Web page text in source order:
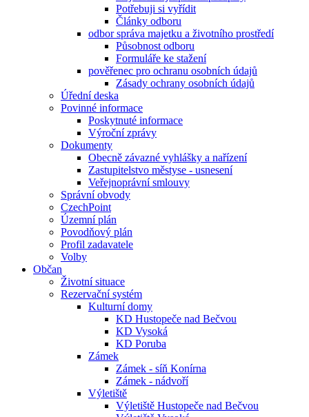
Potřebuji si vyřídit
Články odboru
odbor správa majetku a životního prostředí
Působnost odboru
Formuláře ke stažení
pověřenec pro ochranu osobních údajů
Zásady ochrany osobních údajů
Úřední deska
Povinné informace
Poskytnuté informace
Výroční zprávy
Dokumenty
Obecně závazné vyhlášky a nařízení
Zastupitelstvo městyse - usnesení
Veřejnoprávní smlouvy
Správní obvody
CzechPoint
Územní plán
Povodňový plán
Profil zadavatele
Volby
Občan
Životní situace
Rezervační systém
Kulturní domy
KD Hustopeče nad Bečvou
KD Vysoká
KD Poruba
Zámek
Zámek - síň Konírna
Zámek - nádvoří
Výletiště
Výletiště Hustopeče nad Bečvou